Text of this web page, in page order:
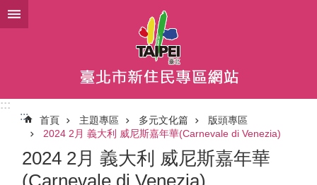
跳到主要內容區塊
:::
:::
首頁 主題專區 多元文化篇
版頭專區
2024 2月 義大利 威尼斯嘉年華(Carnevale di Venezia)
2024 2月 義大利 威尼斯嘉年華
(Carnevale di Venezia)